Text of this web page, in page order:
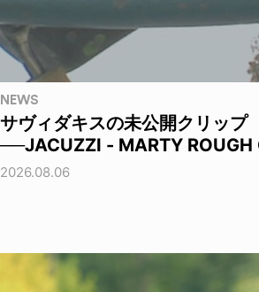
NEWS
サヴィダキスの未公開クリップ
──JACUZZI - MARTY ROUGH
2026.08.06